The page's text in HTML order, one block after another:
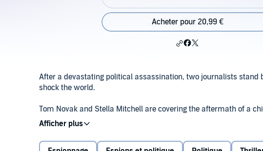
Acheter pour 20,99 €
After a devastating political assassination, two journalists
shock the world.
Tom Novak and Stella Mitchell are covering the aftermath of a
Minister and the US Secretary of Defense. But the further the
holes they find in the official version of events.